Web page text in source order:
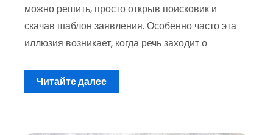
можно решить, просто открыв поисковик и
скачав шаблон заявления. Особенно часто эта
иллюзия возникает, когда речь заходит о
Читайте далее